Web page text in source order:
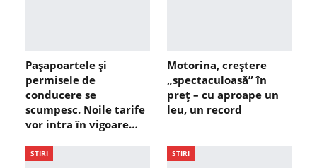
Pașapoartele și
permisele de
conducere se
scumpesc. Noile tarife
vor intra în vigoare…
Motorina, creștere
„spectaculoasă” în
preț – cu aproape un
leu, un record
STIRI STIRI